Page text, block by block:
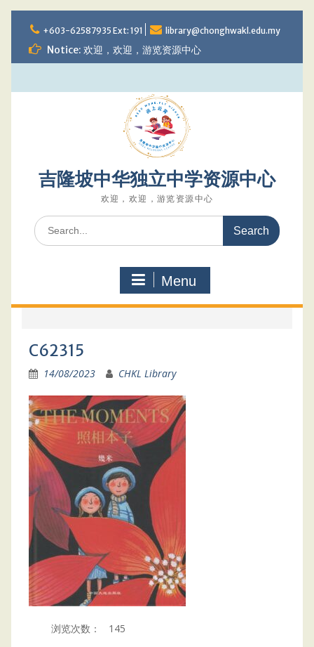
to
content
+603-62587935 Ext: 191 library@chonghwakl.edu.my
Notice: 欢迎，欢迎，游览资源中心
吉隆坡中华独立中学资源中心
欢迎，欢迎，游览资源中心
Search
for:
Menu
C62315
14/08/2023 CHKL Library
浏览次数： 145